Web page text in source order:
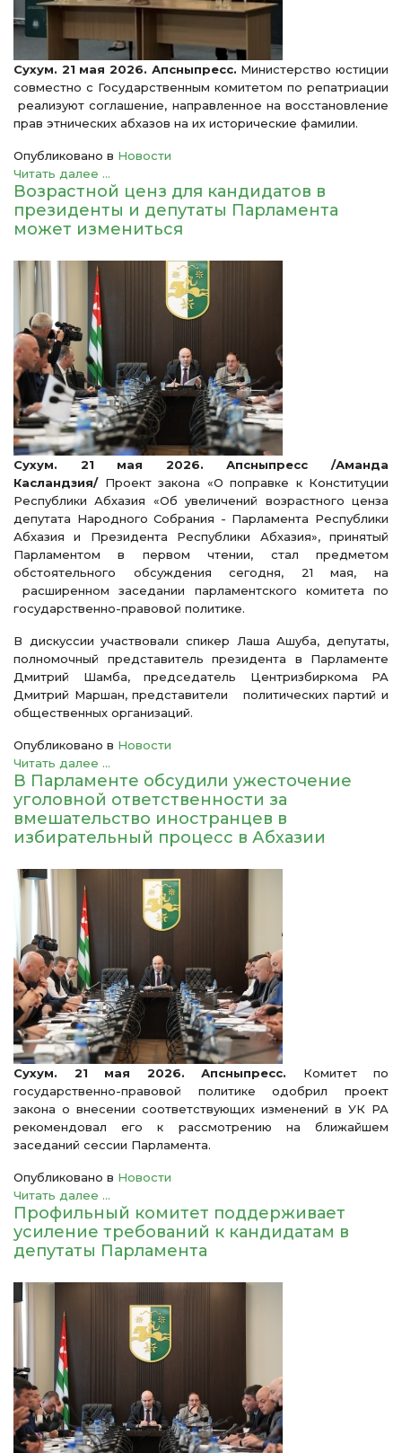
Сухум. 21 мая 2026. Апсныпресс. Министерство юстиции
совместно с Государственным комитетом по репатриации
реализуют соглашение, направленное на восстановление
прав этнических абхазов на их исторические фамилии.
Опубликовано в Новости
Читать далее ...
Возрастной ценз для кандидатов в
президенты и депутаты Парламента
может измениться
Сухум. 21 мая 2026. Апсныпресс /Аманда
Касландзия/ Проект закона «О поправке к Конституции
Республики Абхазия «Об увеличений возрастного ценза
депутата Народного Собрания - Парламента Республики
Абхазия и Президента Республики Абхазия», принятый
Парламентом в первом чтении, стал предметом
обстоятельного обсуждения сегодня, 21 мая, на
расширенном заседании парламентского комитета по
государственно-правовой политике.
В дискуссии участвовали спикер Лаша Ашуба, депутаты,
полномочный представитель президента в Парламенте
Дмитрий Шамба, председатель Центризбиркома РА
Дмитрий Маршан, представители политических партий и
общественных организаций.
Опубликовано в Новости
Читать далее ...
В Парламенте обсудили ужесточение
уголовной ответственности за
вмешательство иностранцев в
избирательный процесс в Абхазии
Сухум. 21 мая 2026. Апсныпресс. Комитет по
государственно-правовой политике одобрил проект
закона о внесении соответствующих изменений в УК РА
рекомендовал его к рассмотрению на ближайшем
заседаний сессии Парламента.
Опубликовано в Новости
Читать далее ...
Профильный комитет поддерживает
усиление требований к кандидатам в
депутаты Парламента